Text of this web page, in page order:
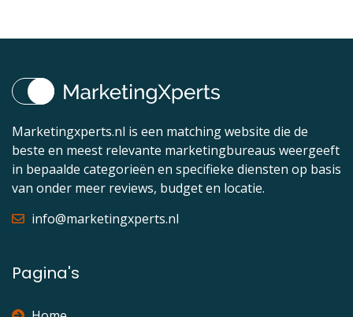
Marketingxperts.nl is een matching website die de
beste en meest relevante marketingbureaus weergeeft
in bepaalde categorieën en specifieke diensten op basis
van onder meer reviews, budget en locatie.
info@marketingxperts.nl
Pagina's